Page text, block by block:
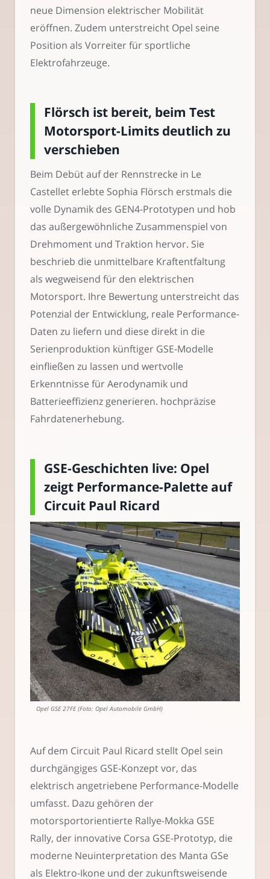
neue Dimension elektrischer Mobilität
eröffnen. Zudem unterstreicht Opel seine
Position als Vorreiter für sportliche
Elektrofahrzeuge.
Flörsch ist bereit, beim Test
Motorsport-Limits deutlich zu
verschieben
Beim Debüt auf der Rennstrecke in Le
Castellet erlebte Sophia Flörsch erstmals die
volle Dynamik des GEN4-Prototypen und hob
das außergewöhnliche Zusammenspiel von
Drehmoment und Traktion hervor. Sie
beschrieb die unmittelbare Kraftentfaltung
als wegweisend für den elektrischen
Motorsport. Ihre Bewertung unterstreicht das
Potenzial der Entwicklung, reale Performance-
Daten zu liefern und diese direkt in die
Serienproduktion künftiger GSE-Modelle
einfließen zu lassen und wertvolle
Erkenntnisse für Aerodynamik und
Batterieeffizienz generieren. hochpräzise
Fahrdatenerhebung.
GSE-Geschichten live: Opel
zeigt Performance-Palette auf
Circuit Paul Ricard
Opel GSE 27FE (Foto: Opel Automobile GmbH)
Auf dem Circuit Paul Ricard stellt Opel sein
durchgängiges GSE-Konzept vor, das
elektrisch angetriebene Performance-Modelle
umfasst. Dazu gehören der
motorsportorientierte Rallye-Mokka GSE
Rally, der innovative Corsa GSE-Prototyp, die
moderne Neuinterpretation des Manta GSe
als Elektro-Ikone und der zukunftsweisende